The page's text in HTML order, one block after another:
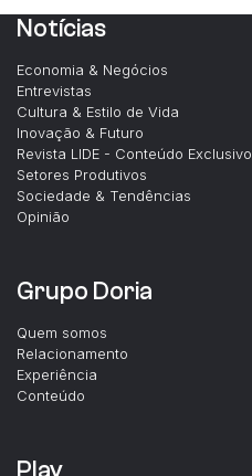
Notícias
Economia & Negócios
Entrevistas
Cultura & Estilo de Vida
Inovação & Futuro
Revista LIDE - Conteúdo Exclusivo
Setores Produtivos
Sociedade & Tendências
Opinião
Grupo Doria
Quem somos
Relacionamento
Experiência
Conteúdo